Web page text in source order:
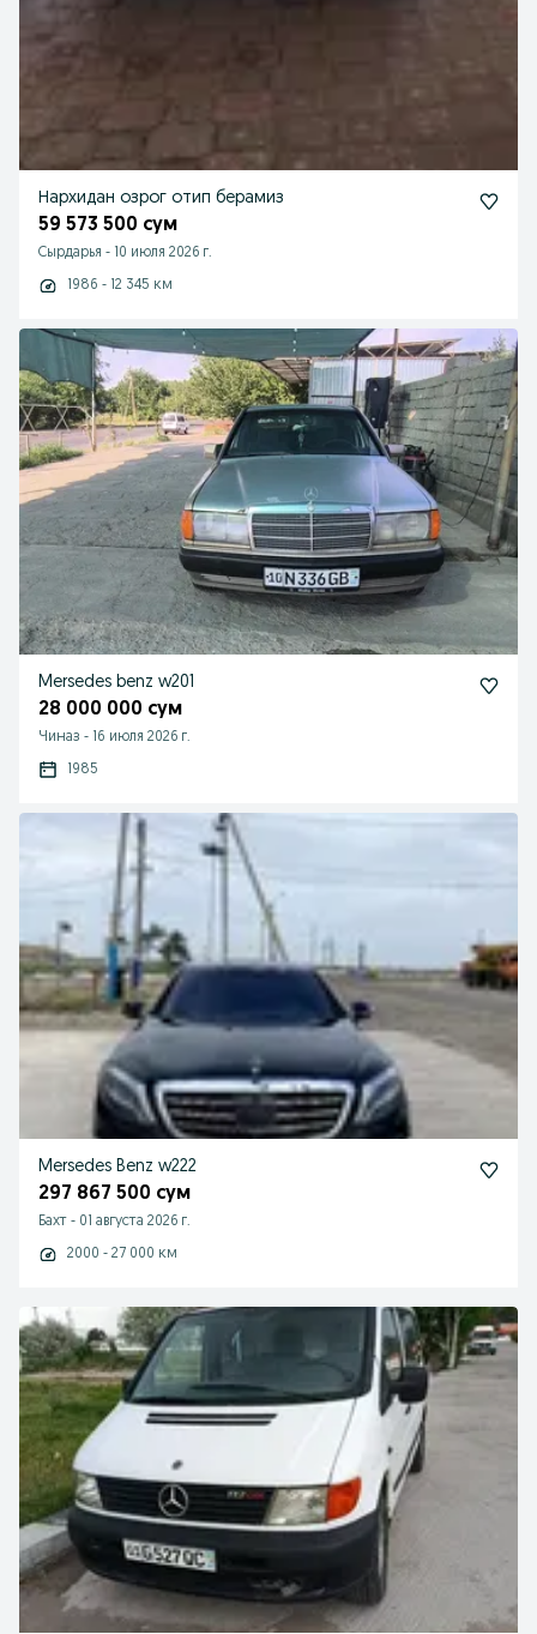
Нархидан озрог отип берамиз
59 573 500 сум
Сырдарья - 10 июля 2026 г.
1986 - 12 345 км
Mersedes benz w201
28 000 000 сум
Чиназ - 16 июля 2026 г.
1985
Mersedes Benz w222
297 867 500 сум
Бахт - 01 августа 2026 г.
2000 - 27 000 км